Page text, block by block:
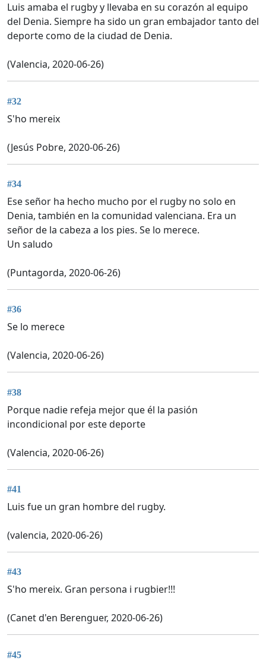
Luis amaba el rugby y llevaba en su corazón al equipo
del Denia. Siempre ha sido un gran embajador tanto del
deporte como de la ciudad de Denia.
(Valencia, 2020-06-26)
#32
S'ho mereix
(Jesús Pobre, 2020-06-26)
#34
Ese señor ha hecho mucho por el rugby no solo en
Denia, también en la comunidad valenciana. Era un
señor de la cabeza a los pies. Se lo merece.
Un saludo
(Puntagorda, 2020-06-26)
#36
Se lo merece
(Valencia, 2020-06-26)
#38
Porque nadie refeja mejor que él la pasión
incondicional por este deporte
(Valencia, 2020-06-26)
#41
Luis fue un gran hombre del rugby.
(valencia, 2020-06-26)
#43
S'ho mereix. Gran persona i rugbier!!!
(Canet d'en Berenguer, 2020-06-26)
#45